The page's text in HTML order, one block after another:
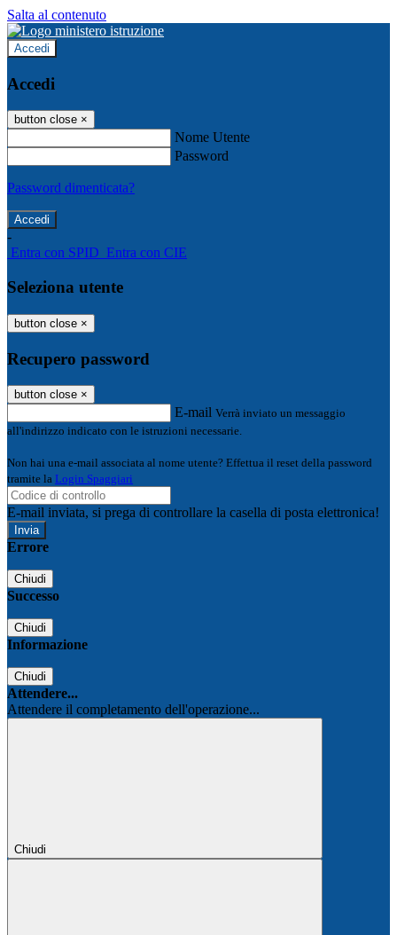
Salta al contenuto
Accedi
Accedi
button close ×
Nome Utente
Password
Password dimenticata?
-
Entra con SPID Entra con CIE
Seleziona utente
button close ×
Recupero password
button close ×
E-mail Verrà inviato un messaggio
all'indirizzo indicato con le istruzioni necessarie.
Non hai una e-mail associata al nome utente? Effettua il reset della password
tramite la Login Spaggiari
E-mail inviata, si prega di controllare la casella di posta elettronica!
Errore
Chiudi
Successo
Chiudi
Informazione
Chiudi
Attendere...
Attendere il completamento dell'operazione...
Chiudi